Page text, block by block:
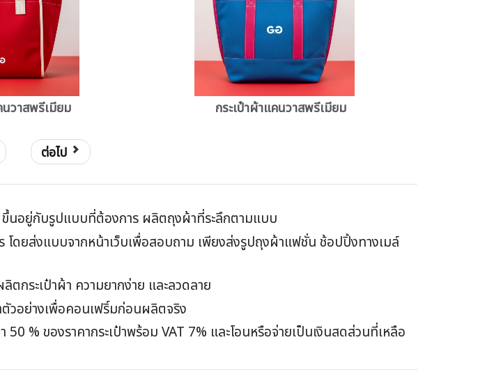
นวาสพรีเมียม กระเป๋าผ้าแคนวาสพรีเมียม
ต่อไป
ขึ้นอยู่กับรูปแบบที่ต้องการ ผลิตถุงผ้าที่ระลึกตามแบบ
โดยส่งแบบจากหน้าเว็บเพื่อสอบถาม เพียงส่งรูปถุงผ้าแฟชั่น ช้อปปิ้งทางเมล์
กระเป๋าผ้า ความยากง่าย และลวดลาย
วอย่างเพื่อคอนเฟริ์มก่อนผลิตจริง
% ของราคากระเป๋าพร้อม VAT 7% และโอนหรือจ่ายเป็นเงินสดส่วนที่เหลือ